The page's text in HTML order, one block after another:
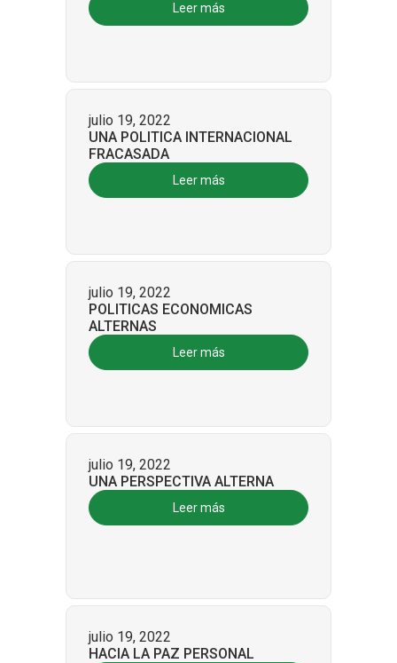
Leer más
julio 19, 2022
UNA POLITICA INTERNACIONAL
FRACASADA
Leer más
julio 19, 2022
POLITICAS ECONOMICAS
ALTERNAS
Leer más
julio 19, 2022
UNA PERSPECTIVA ALTERNA
Leer más
julio 19, 2022
HACIA LA PAZ PERSONAL